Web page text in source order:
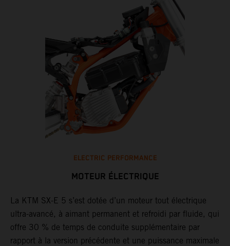
ELECTRIC PERFORMANCE
MOTEUR ÉLECTRIQUE
La KTM SX-E 5 s’est dotée d’un moteur tout électrique
ultra-avancé, à aimant permanent et refroidi par fluide, qui
offre 30 % de temps de conduite supplémentaire par
rapport à la version précédente et une puissance maximale